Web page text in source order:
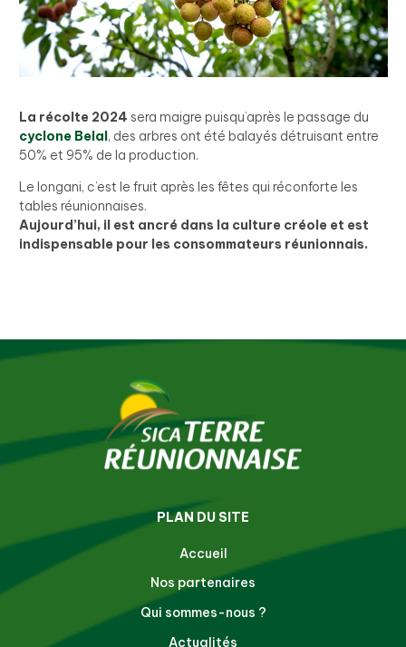
La récolte 2024 sera maigre puisqu’après le passage du
cyclone Belal , des arbres ont été balayés détruisant entre
50% et 95% de la production.
Le longani, c’est le fruit après les fêtes qui réconforte les
tables réunionnaises.
Aujourd’hui, il est ancré dans la culture créole et est
indispensable pour les consommateurs réunionnais.
PLAN DU SITE
Accueil
Nos partenaires
Qui sommes-nous ?
Actualités